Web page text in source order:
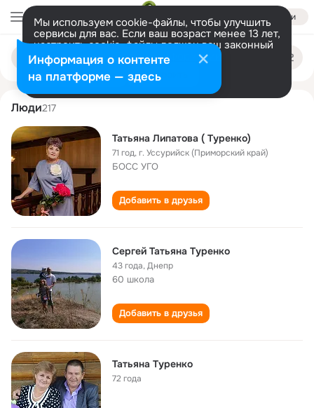
Войти
Мы используем cookie-файлы, чтобы улучшить
сервисы для вас. Если ваш возраст менее 13 лет,
настроить cookie-файлы должен ваш законный
представитель. Больше информации
Разрешить все Настроить
Поиск
людям
tatyana turenko
Люди217
Татьяна Липатова ( Туренко)
71 год,г. Уссурийск (Приморский край)
БОСС УГО
Добавить в друзья
Сергей Татьяна Туренко
43 года,Днепр
60 школа
Добавить в друзья
Татьяна Туренко
72 года
Информация о контенте
на платформе — здесь